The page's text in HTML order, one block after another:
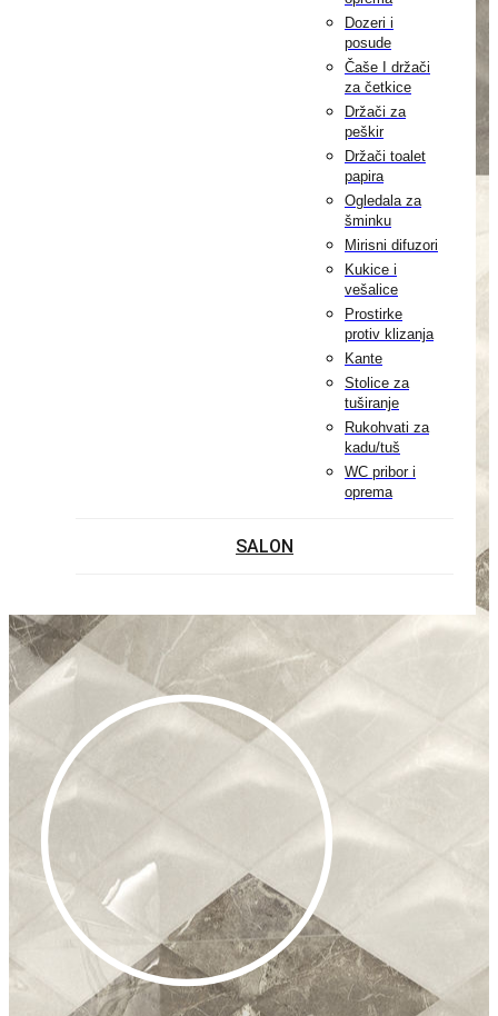
Dozeri i
posude
Čaše I držači
za četkice
Držači za
peškir
Držači toalet
papira
Ogledala za
šminku
Mirisni difuzori
Kukice i
vešalice
Prostirke
protiv klizanja
Kante
Stolice za
tuširanje
Rukohvati za
kadu/tuš
WC pribor i
oprema
SALON